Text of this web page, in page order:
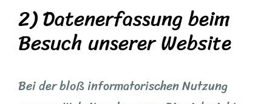
2) Datenerfassung beim
Besuch unserer Website
Bei der bloß informatorischen Nutzung